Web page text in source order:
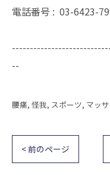
電話番号 : 03-6423-
--
腰痛 怪我 スポーツ マッ
< 前のページ